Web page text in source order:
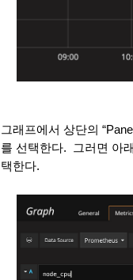
그래프에서 상단의
를 선택한다.  그러면 아
택한다.